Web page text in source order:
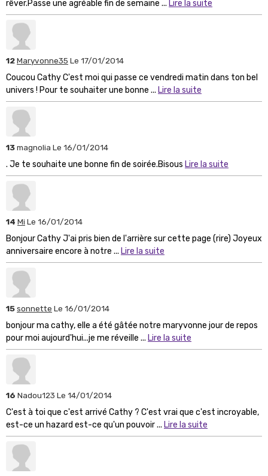
rêver.Passe une agréable fin de semaine ... Lire la suite
12Maryvonne35 Le 17/01/2014
Coucou Cathy C'est moi qui passe ce vendredi matin dans ton bel
univers ! Pour te souhaiter une bonne ... Lire la suite
13magnolia Le 16/01/2014
. Je te souhaite une bonne fin de soirée.Bisous Lire la suite
14 Mi Le 16/01/2014
Bonjour Cathy J'ai pris bien de l'arrière sur cette page (rire) Joyeux
anniversaire encore à notre ... Lire la suite
15sonnette Le 16/01/2014
bonjour ma cathy, elle a été gâtée notre maryvonne jour de repos
pour moi aujourd'hui...je me réveille ... Lire la suite
16 Nadou123 Le 14/01/2014
C'est à toi que c'est arrivé Cathy ? C'est vrai que c'est incroyable,
est-ce un hazard est-ce qu'un pouvoir ... Lire la suite